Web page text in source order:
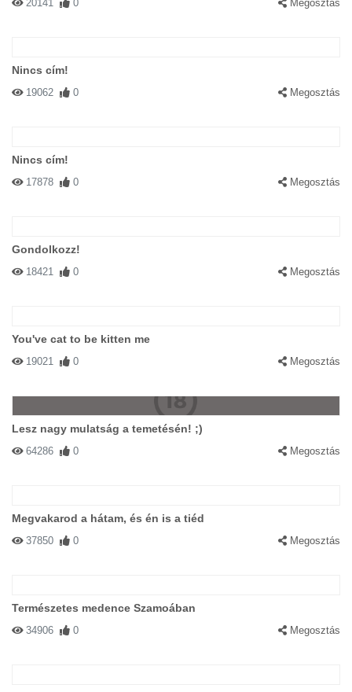
20141 0 Megosztás
Nincs cím!
19062 0 Megosztás
Nincs cím!
17878 0 Megosztás
Gondolkozz!
18421 0 Megosztás
You've cat to be kitten me
19021 0 Megosztás
Lesz nagy mulatság a temetésén! ;)
64286 0 Megosztás
Megvakarod a hátam, és én is a tiéd
37850 0 Megosztás
Természetes medence Szamoában
34906 0 Megosztás